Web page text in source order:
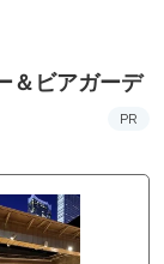
＆ビアガーデ
PR